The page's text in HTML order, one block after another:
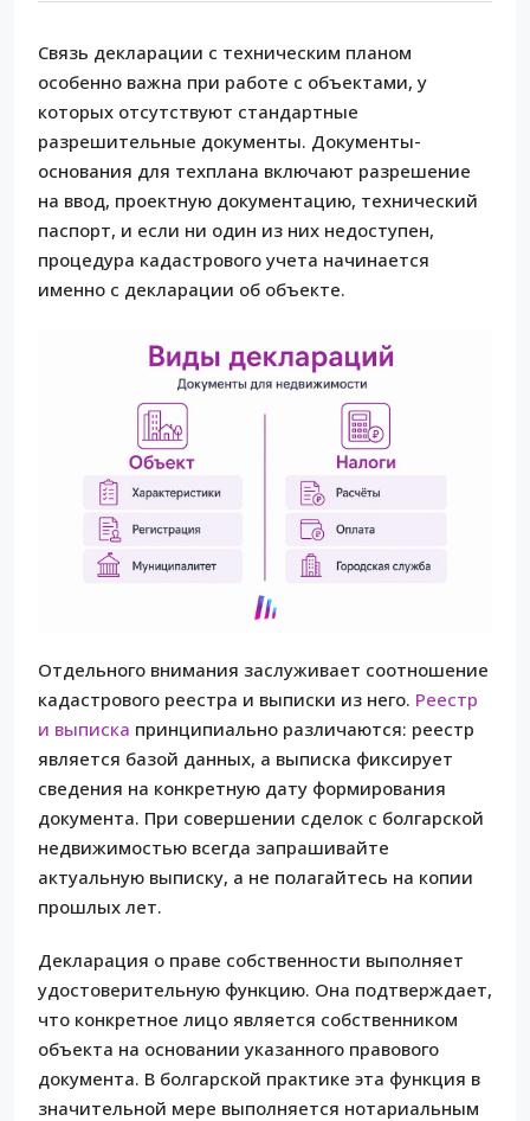
Связь декларации с техническим планом
особенно важна при работе с объектами, у
которых отсутствуют стандартные
разрешительные документы. Документы-
основания для техплана включают разрешение
на ввод, проектную документацию, технический
паспорт, и если ни один из них недоступен,
процедура кадастрового учета начинается
именно с декларации об объекте.
Отдельного внимания заслуживает соотношение
кадастрового реестра и выписки из него. Реестр
и выписка принципиально различаются: реестр
является базой данных, а выписка фиксирует
сведения на конкретную дату формирования
документа. При совершении сделок с болгарской
недвижимостью всегда запрашивайте
актуальную выписку, а не полагайтесь на копии
прошлых лет.
Декларация о праве собственности выполняет
удостоверительную функцию. Она подтверждает,
что конкретное лицо является собственником
объекта на основании указанного правового
документа. В болгарской практике эта функция в
значительной мере выполняется нотариальным